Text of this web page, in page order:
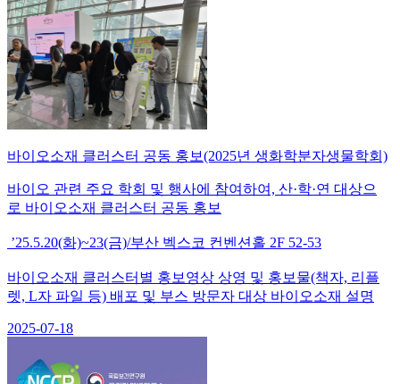
바이오소재 클러스터 공동 홍보(2025년 생화학분자생물학회)
바이오 관련 주요 학회 및 행사에 참여하여, 산·학·연 대상으
로 바이오소재 클러스터 공동 홍보
’25.5.20(화)~23(금)/부산 벡스코 컨벤션홀 2F 52-53
바이오소재 클러스터별 홍보영상 상영 및 홍보물(책자, 리플
렛, L자 파일 등) 배포 및 부스 방문자 대상 바이오소재 설명
2025-07-18